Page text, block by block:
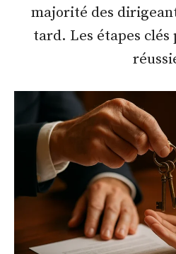
majorité des
tard. Les étapes clés